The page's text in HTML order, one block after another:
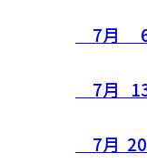
7月
7月
7月 20